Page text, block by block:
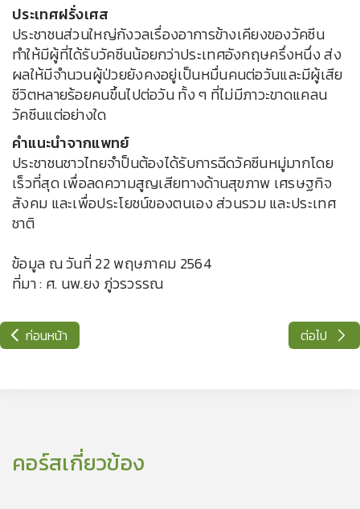
ประเทศฝรั่งเศส
ประชาชนส่วนใหญ่กังวลเรื่องอาการข้างเคียงของวัคซีน
ทำให้มีผู้ที่ได้รับวัคซีนน้อยกว่าประเทศอังกฤษครึ่งหนึ่ง ส่ง
ผลให้มีจำนวนผู้ป่วยยังคงอยู่เป็นหมื่นคนต่อวันและมีผู้เสีย
ชีวิตหลายร้อยคนขึ้นไปต่อวัน ทั้ง ๆ ที่ไม่มีภาวะขาดแคลน
วัคซีนแต่อย่างใด
คำแนะนำจากแพทย์
ประชาชนชาวไทยจำป็นต้องได้รับการฉีดวัคซีนหมู่มากโดย
เร็วที่สุด เพื่อลดความสูญเสียทางด้านสุขภาพ เศรษฐกิจ
สังคม และเพื่อประโยชน์ของตนเอง ส่วนรวม และประเทศ
ชาติ
ข้อมูล ณ วันที่ 22 พฤษภาคม 2564
ที่มา : ศ. นพ.ยง ภู่วรวรรณ
ก่อนหน้า ต่อไป
คอร์สเกี่ยวข้อง